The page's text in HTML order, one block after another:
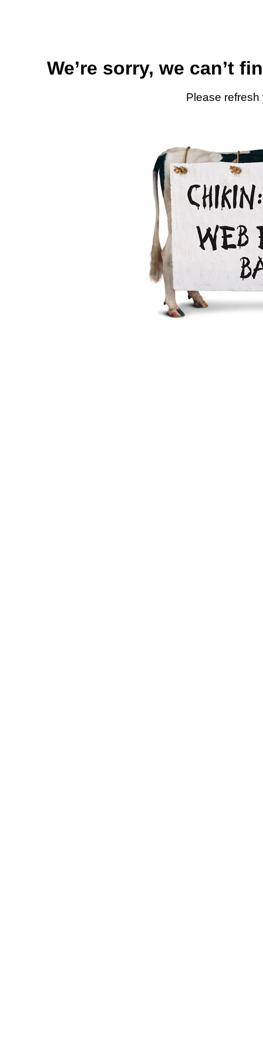
We’re sorry, we can’t
Please refresh